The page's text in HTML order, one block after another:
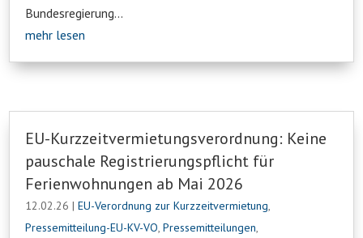
Bundesregierung...
mehr lesen
EU-Kurzzeitvermietungsverordnung: Keine
pauschale Registrierungspflicht für
Ferienwohnungen ab Mai 2026
12.02.26 |EU-Verordnung zur Kurzzeitvermietung,
Pressemitteilung-EU-KV-VO,Pressemitteilungen,